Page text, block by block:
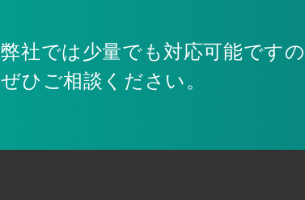
弊社では少量でも対応可能ですの
ぜひご相談ください。